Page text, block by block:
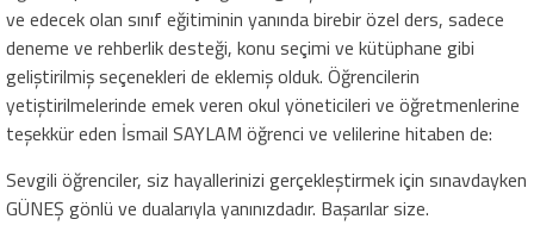
ve edecek olan sınıf eğitiminin yanında birebir özel ders, sadece
deneme ve rehberlik desteği, konu seçimi ve kütüphane gibi
geliştirilmiş seçenekleri de eklemiş olduk. Öğrencilerin
yetiştirilmelerinde emek veren okul yöneticileri ve öğretmenlerine
teşekkür eden İsmail SAYLAM öğrenci ve velilerine hitaben de:
Sevgili öğrenciler, siz hayallerinizi gerçekleştirmek için sınavdayken
GÜNEŞ gönlü ve dualarıyla yanınızdadır. Başarılar size.